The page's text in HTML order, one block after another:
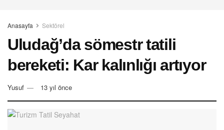
Anasayfa Sektörel
Uludağ’da sömestr tatili
bereketi: Kar kalınlığı artıyor
Yusuf 13 yıl önce